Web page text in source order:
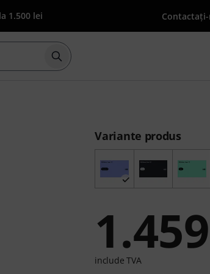
1.500 lei
Începeți căutarea cu termenul
Variante produs
1.459
include TVA